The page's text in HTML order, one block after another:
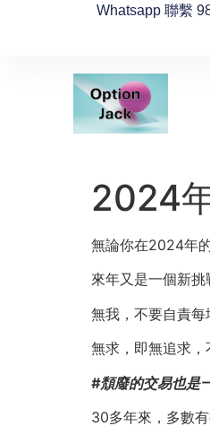
Whatsapp 聯繫
2024
無論你在2024年
來年又是一個新挑
無我，不要自責每
無求，即無追求
#頹廢的交易也是
30多年來，多數